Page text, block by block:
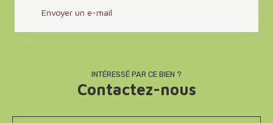
Envoyer un e-mail
INTÉRESSÉ PAR CE BIEN ?
Contactez-nous